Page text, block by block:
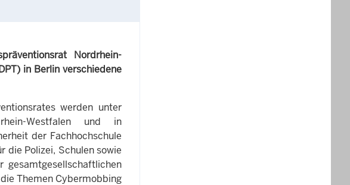
Nordrhein-
in Berlin verschiedene
werden unter
Westfalen und in
der Fachhochschule
die Polizei, Schulen sowie
gesamtgesellschaftlichen
Themen Cybermobbing